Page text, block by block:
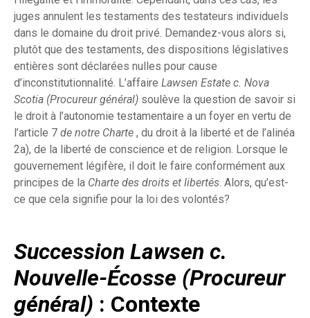
juges annulent les testaments des testateurs individuels
dans le domaine du droit privé. Demandez-vous alors si,
plutôt que des testaments, des dispositions législatives
entières sont déclarées nulles pour cause
d’inconstitutionnalité. L’affaire Lawsen Estate c. Nova
Scotia (Procureur général) soulève la question de savoir si
le droit à l’autonomie testamentaire a un foyer en vertu de
l’article 7 de notre Charte , du droit à la liberté et de l’alinéa
2a), de la liberté de conscience et de religion. Lorsque le
gouvernement légifère, il doit le faire conformément aux
principes de la Charte des droits et libertés . Alors, qu’est-
ce que cela signifie pour la loi des volontés?
Succession Lawsen c.
Nouvelle-Écosse (Procureur
général) : Contexte